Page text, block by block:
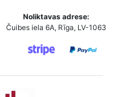
Noliktavas adrese:
Čuibes iela 6A, Rīga, LV-1063